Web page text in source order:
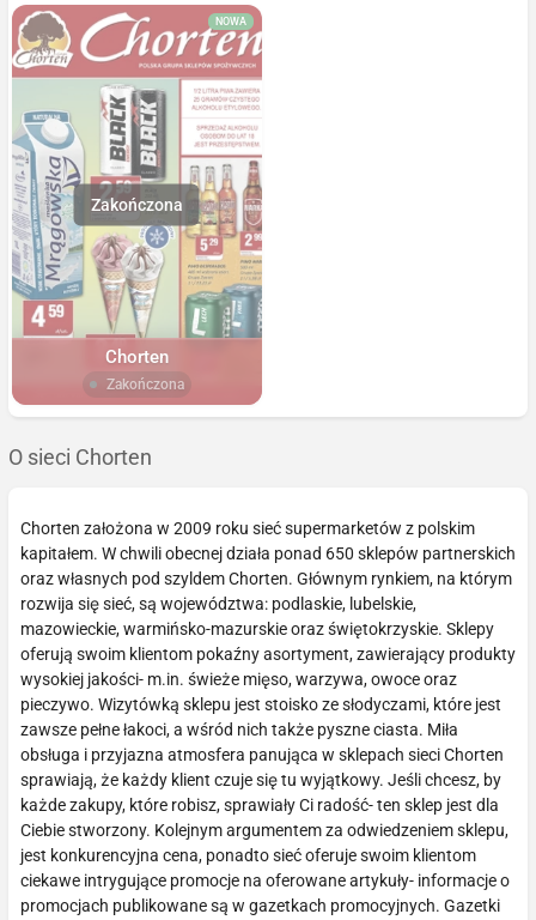
NOWA
Chorten
Zakończona
O sieci Chorten
Chorten założona w 2009 roku sieć supermarketów z polskim
kapitałem. W chwili obecnej działa ponad 650 sklepów partnerskich
oraz własnych pod szyldem Chorten. Głównym rynkiem, na którym
rozwija się sieć, są województwa: podlaskie, lubelskie,
mazowieckie, warmińsko-mazurskie oraz świętokrzyskie. Sklepy
oferują swoim klientom pokaźny asortyment, zawierający produkty
wysokiej jakości- m.in. świeże mięso, warzywa, owoce oraz
pieczywo. Wizytówką sklepu jest stoisko ze słodyczami, które jest
zawsze pełne łakoci, a wśród nich także pyszne ciasta. Miła
obsługa i przyjazna atmosfera panująca w sklepach sieci Chorten
sprawiają, że każdy klient czuje się tu wyjątkowy. Jeśli chcesz, by
każde zakupy, które robisz, sprawiały Ci radość- ten sklep jest dla
Ciebie stworzony. Kolejnym argumentem za odwiedzeniem sklepu,
jest konkurencyjna cena, ponadto sieć oferuje swoim klientom
ciekawe intrygujące promocje na oferowane artykuły- informacje o
promocjach publikowane są w gazetkach promocyjnych. Gazetki